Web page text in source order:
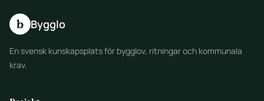
b Bygglo
En svensk kunskapsplats för bygglov, ritningar och kommunala
krav.